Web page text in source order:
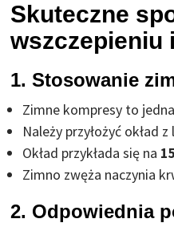
Skuteczne
wszczepieniu
1. Stosowanie
Zimne kompresy to
Należy przyłożyć okład
Okład przykłada się na
Zimno zwęża naczynia
2. Odpowiednia